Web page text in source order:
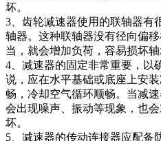
坏。
3、齿轮减速器使用的联轴器有
轴器。这种联轴器没有径向偏
当，就会增加负荷，容易损坏
4、减速器的固定非常重要，以
说，应在水平基础或底座上安
畅，冷却空气循环顺畅。当减
会出现噪声、振动等现象，也
坏。
5、减速器的传动连接器应配备